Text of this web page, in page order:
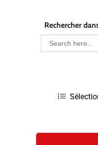
Rechercher
Search
for: